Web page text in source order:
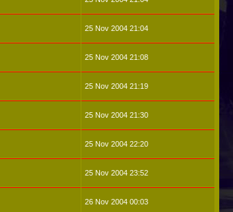
25 Nov 2004 21:04
25 Nov 2004 21:08
25 Nov 2004 21:19
25 Nov 2004 21:30
25 Nov 2004 22:20
25 Nov 2004 23:52
26 Nov 2004 00:03